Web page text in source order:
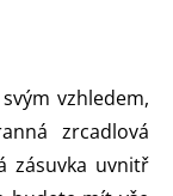
vzhledem,
zrcadlová
zásuvka uvnitř